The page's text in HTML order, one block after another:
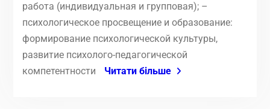
работа (индивидуальная и групповая); –
психологическое просвещение и образование:
формирование психологической культуры,
развитие психолого-педагогической
компетентности
Читати більше